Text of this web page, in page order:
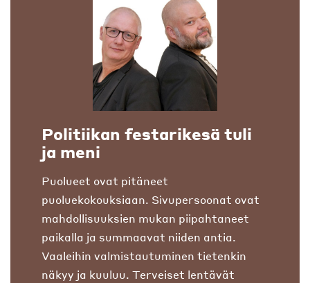
Politiikan festarikesä tuli
ja meni
Puolueet ovat pitäneet
puoluekokouksiaan. Sivupersoonat ovat
mahdollisuuksien mukan piipahtaneet
paikalla ja summaavat niiden antia.
Vaaleihin valmistautuminen tietenkin
näkyy ja kuuluu. Terveiset lentävät